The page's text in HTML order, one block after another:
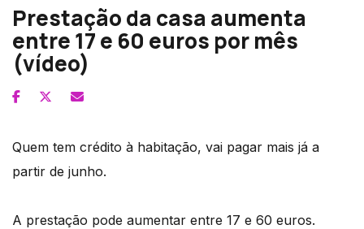
Prestação da casa aumenta
entre 17 e 60 euros por mês
(vídeo)
Quem tem crédito à habitação, vai pagar mais já a
partir de junho.
A prestação pode aumentar entre 17 e 60 euros.